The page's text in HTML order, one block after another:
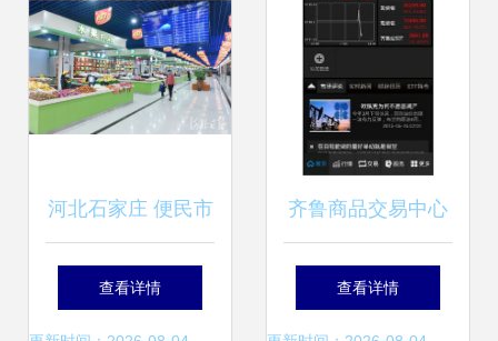
河北石家庄 便民市
场买得舒心 商品交
查看详情
齐鲁商品交易中心
区域经济发展的新
查看详情